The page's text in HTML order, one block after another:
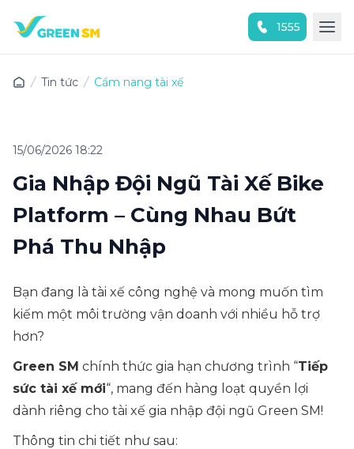
1555
Tin tức Cẩm nang tài xế
15/06/2026 18:22
Gia Nhập Đội Ngũ Tài Xế Bike
Platform – Cùng Nhau Bứt
Phá Thu Nhập
Bạn đang là tài xế công nghệ và mong muốn tìm
kiếm một môi trường vận doanh với nhiều hỗ trợ
hơn?
Green SM chính thức gia hạn chương trình “Tiếp
sức tài xế mới“, mang đến hàng loạt quyền lợi
dành riêng cho tài xế gia nhập đội ngũ Green SM!
Thông tin chi tiết như sau: